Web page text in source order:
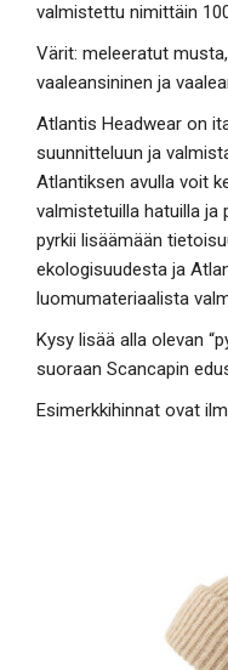
valmistettu nimittäin
Värit: meleeratut
vaaleansininen ja
Atlantis Headwear on
suunnitteluun ja
Atlantiksen avulla voit
valmistetuilla hatuilla ja
pyrkii lisäämään
ekologisuudesta ja
luomumateriaalista
Kysy lisää alla olevan
suoraan Scancapin
Esimerkkihinnat ovat